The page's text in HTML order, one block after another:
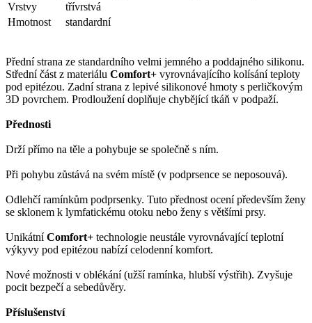
Vrstvy
třívrstvá
Hmotnost
standardní
Přední strana ze standardního velmi jemného a poddajného silikonu.
Střední část z materiálu Comfort+ vyrovnávajícího kolísání teploty
pod epitézou. Zadní strana z lepivé silikonové hmoty s perličkovým
3D povrchem. Prodloužení doplňuje chybějící tkáň v podpaží.
Přednosti
Drží přímo na těle a pohybuje se společně s ním.
Při pohybu zůstává na svém místě (v podprsence se neposouvá).
Odlehčí ramínkům podprsenky. Tuto přednost ocení především ženy
se sklonem k lymfatickému otoku nebo ženy s většími prsy.
UnikátníComfort+ technologie neustále vyrovnávající teplotní
výkyvy pod epitézou nabízí celodenní komfort.
Nové možnosti v oblékání (užší ramínka, hlubší výstřih). Zvyšuje
pocit bezpečí a sebedůvěry.
Příslušenství